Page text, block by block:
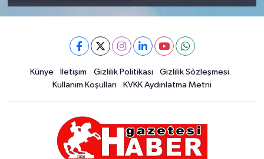
Künye İletişim Gizlilik Politikası
Gizlilik Sözleşmesi
Kullanım Koşulları
KVKK Aydınlatma Metni